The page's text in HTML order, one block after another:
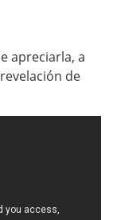
apreciarla, a
de